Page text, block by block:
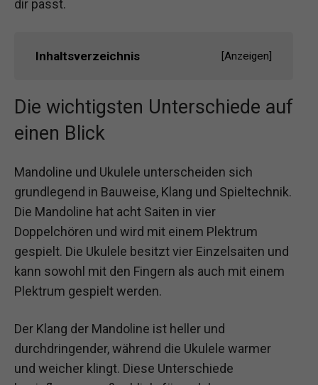
dir passt.
Inhaltsverzeichnis [Anzeigen]
Die wichtigsten Unterschiede auf
einen Blick
Mandoline und Ukulele unterscheiden sich
grundlegend in Bauweise, Klang und Spieltechnik.
Die Mandoline hat acht Saiten in vier
Doppelchören und wird mit einem Plektrum
gespielt. Die Ukulele besitzt vier Einzelsaiten und
kann sowohl mit den Fingern als auch mit einem
Plektrum gespielt werden.
Der Klang der Mandoline ist heller und
durchdringender, während die Ukulele warmer
und weicher klingt. Diese Unterschiede